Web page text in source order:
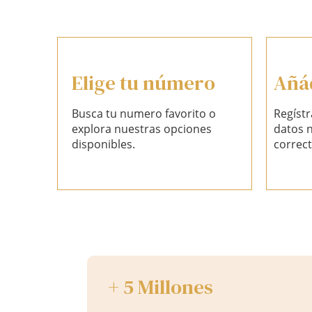
Elige tu número
Busca tu numero favorito o
explora nuestras opciones
disponibles.
datos
+ 5 Millones